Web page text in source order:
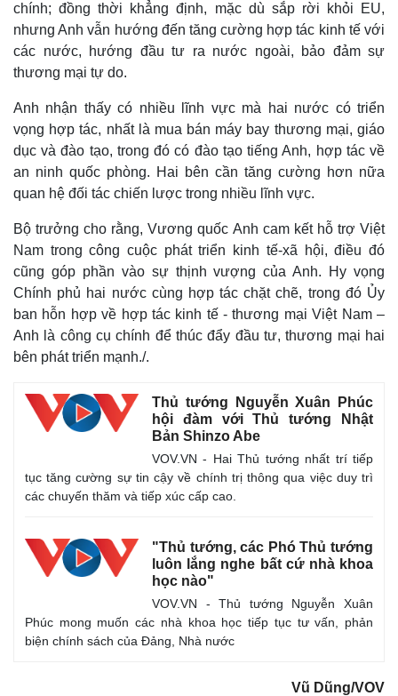
Kinh tế
Khởi nghiệp
Thị trường
Giá vàng
Tiêu dùng
Tỷ giá
chính; đồng thời khẳng định, mặc dù sắp rời khỏi EU,
nhưng Anh vẫn hướng đến tăng cường hợp tác kinh tế với
các nước, hướng đầu tư ra nước ngoài, bảo đảm sự
thương mại tự do.
Anh nhận thấy có nhiều lĩnh vực mà hai nước có triển
vọng hợp tác, nhất là mua bán máy bay thương mại, giáo
dục và đào tạo, trong đó có đào tạo tiếng Anh, hợp tác về
an ninh quốc phòng. Hai bên cần tăng cường hơn nữa
quan hệ đối tác chiến lược trong nhiều lĩnh vực.
Bộ trưởng cho rằng, Vương quốc Anh cam kết hỗ trợ Việt
Nam trong công cuộc phát triển kinh tế-xã hội, điều đó
cũng góp phần vào sự thịnh vượng của Anh. Hy vọng
Chính phủ hai nước cùng hợp tác chặt chẽ, trong đó Ủy
ban hỗn hợp về hợp tác kinh tế - thương mại Việt Nam –
Anh là công cụ chính để thúc đẩy đầu tư, thương mại hai
bên phát triển mạnh./.
Thủ tướng Nguyễn Xuân Phúc
hội đàm với Thủ tướng Nhật
Bản Shinzo Abe
VOV.VN - Hai Thủ tướng nhất trí tiếp
tục tăng cường sự tin cậy về chính trị thông qua việc duy trì
các chuyến thăm và tiếp xúc cấp cao.
"Thủ tướng, các Phó Thủ tướng
luôn lắng nghe bất cứ nhà khoa
học nào"
VOV.VN - Thủ tướng Nguyễn Xuân
Phúc mong muốn các nhà khoa học tiếp tục tư vấn, phản
biện chính sách của Đảng, Nhà nước
Vũ Dũng/VOV